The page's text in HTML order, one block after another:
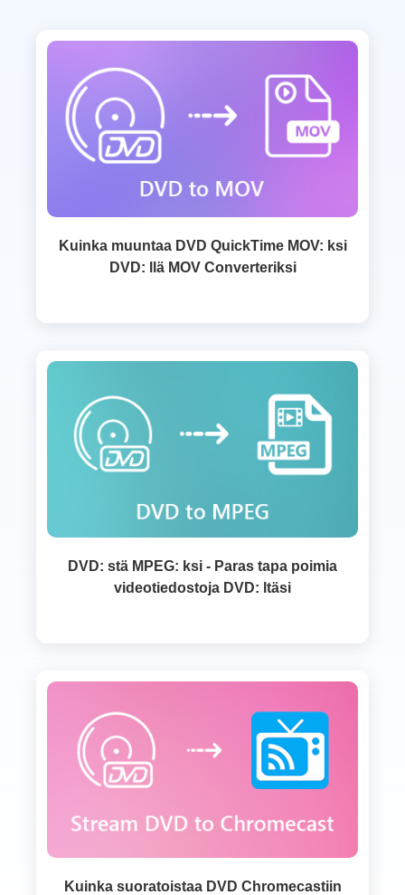
Kuinka muuntaa DVD QuickTime MOV: ksi
DVD: llä MOV Converteriksi
DVD: stä MPEG: ksi - Paras tapa poimia
videotiedostoja DVD: ltäsi
Kuinka suoratoistaa DVD Chromecastiin